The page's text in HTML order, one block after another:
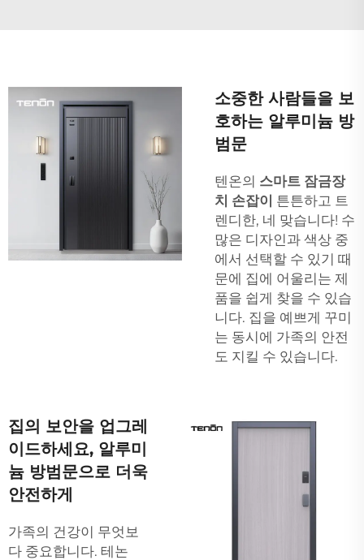
소중한 사람들을 보
호하는 알루미늄 방
범문
텐온의 스마트 잠금장
치 손잡이 튼튼하고 트
렌디한, 네 맞습니다! 수
많은 디자인과 색상 중
에서 선택할 수 있기 때
문에 집에 어울리는 제
품을 쉽게 찾을 수 있습
니다. 집을 예쁘게 꾸미
는 동시에 가족의 안전
도 지킬 수 있습니다.
집의 보안을 업그레
이드하세요, 알루미
늄 방범문으로 더욱
안전하게
가족의 건강이 무엇보
다 중요합니다. 테논